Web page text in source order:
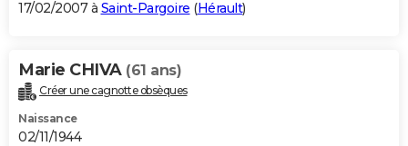
17/02/2007 à Saint-Pargoire (Hérault)
Marie CHIVA (61 ans)
Créer une cagnotte obsèques
Naissance
02/11/1944